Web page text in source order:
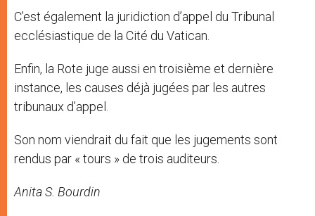
C’est également la juridiction d’appel du Tribunal
ecclésiastique de la Cité du Vatican.
Enfin, la Rote juge aussi en troisième et dernière
instance, les causes déjà jugées par les autres
tribunaux d’appel.
Son nom viendrait du fait que les jugements sont
rendus par « tours » de trois auditeurs.
Anita S. Bourdin